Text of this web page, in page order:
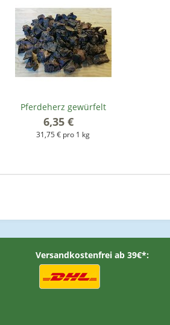
Pferdeherz gewürfelt
6,35 €
31,75 € pro 1 kg
Versandkostenfrei ab 39€*: